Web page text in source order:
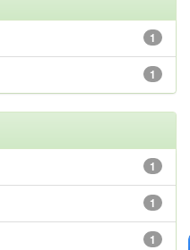
1
1
1
1
1